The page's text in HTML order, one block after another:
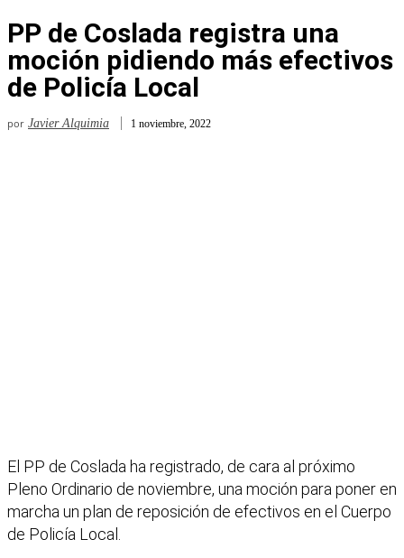
PP de Coslada registra una
moción pidiendo más efectivos
de Policía Local
por Javier Alquimia 1 noviembre, 2022
El PP de Coslada ha registrado, de cara al próximo
Pleno Ordinario de noviembre, una moción para poner en
marcha un plan de reposición de efectivos en el Cuerpo
de Policía Local.